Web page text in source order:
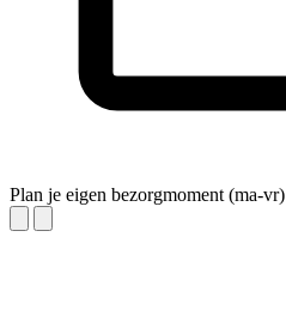
Plan je eigen bezorgmoment (ma-vr)